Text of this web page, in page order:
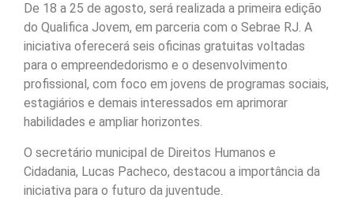
De 18 a 25 de agosto, será realizada a primeira edição
do Qualifica Jovem, em parceria com o Sebrae RJ. A
iniciativa oferecerá seis oficinas gratuitas voltadas
para o empreendedorismo e o desenvolvimento
profissional, com foco em jovens de programas sociais,
estagiários e demais interessados em aprimorar
habilidades e ampliar horizontes.
O secretário municipal de Direitos Humanos e
Cidadania, Lucas Pacheco, destacou a importância da
iniciativa para o futuro da juventude.